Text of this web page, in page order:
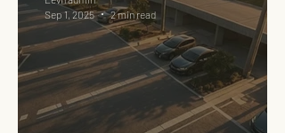
Sep 1, 2025
2 min read